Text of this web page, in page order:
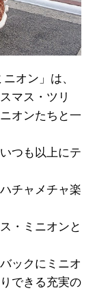
オン」は、
マス・ツリ
オンたちと一
つも以上にテ
チャメチャ楽
・ミニオンと
ックにミニオ
できる充実の